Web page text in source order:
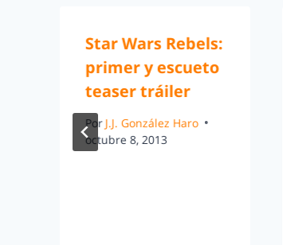
Star Wars Rebels:
primer y escueto
teaser tráiler
PorJ.J. González Haro
octubre 8, 2013